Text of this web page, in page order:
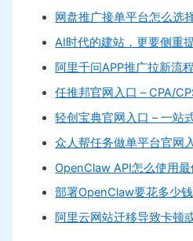
网盘推广接单平台怎么选
AI时代的建站，更要侧重
阿里千问APP推广拉新流
任推邦官网入口 – CPA/
轻创宝典官网入口 – 一站
众人帮任务做单平台官网
OpenClaw API怎么使用最
部署OpenClaw要花多少钱
阿里云网站迁移导致卡顿